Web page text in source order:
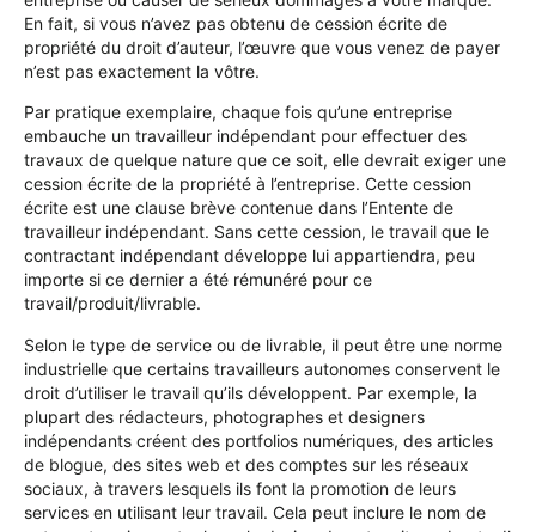
En fait, si vous n’avez pas obtenu de cession écrite de
propriété du droit d’auteur, l’œuvre que vous venez de payer
n’est pas exactement la vôtre.
Par pratique exemplaire, chaque fois qu’une entreprise
embauche un travailleur indépendant pour effectuer des
travaux de quelque nature que ce soit, elle devrait exiger une
cession écrite de la propriété à l’entreprise. Cette cession
écrite est une clause brève contenue dans l’Entente de
travailleur indépendant. Sans cette cession, le travail que le
contractant indépendant développe lui appartiendra, peu
importe si ce dernier a été rémunéré pour ce
travail/produit/livrable.
Selon le type de service ou de livrable, il peut être une norme
industrielle que certains travailleurs autonomes conservent le
droit d’utiliser le travail qu’ils développent. Par exemple, la
plupart des rédacteurs, photographes et designers
indépendants créent des portfolios numériques, des articles
de blogue, des sites web et des comptes sur les réseaux
sociaux, à travers lesquels ils font la promotion de leurs
services en utilisant leur travail. Cela peut inclure le nom de